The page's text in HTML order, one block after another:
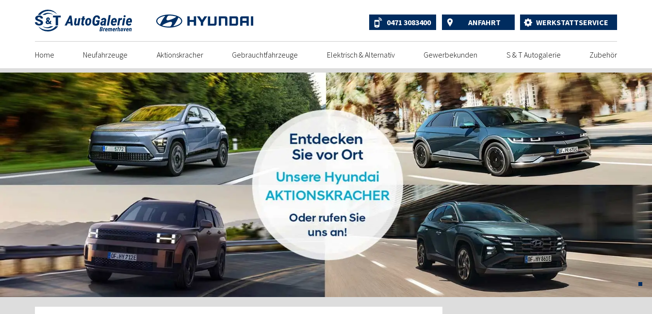
0471 3083400 ANFAHRT WERKSTATTSERVICE
Home Neufahrzeuge Aktionskracher Gebrauchtfahrzeuge Elektrisch & Alternativ Gewerbekunden S & T Autogalerie Zubehör